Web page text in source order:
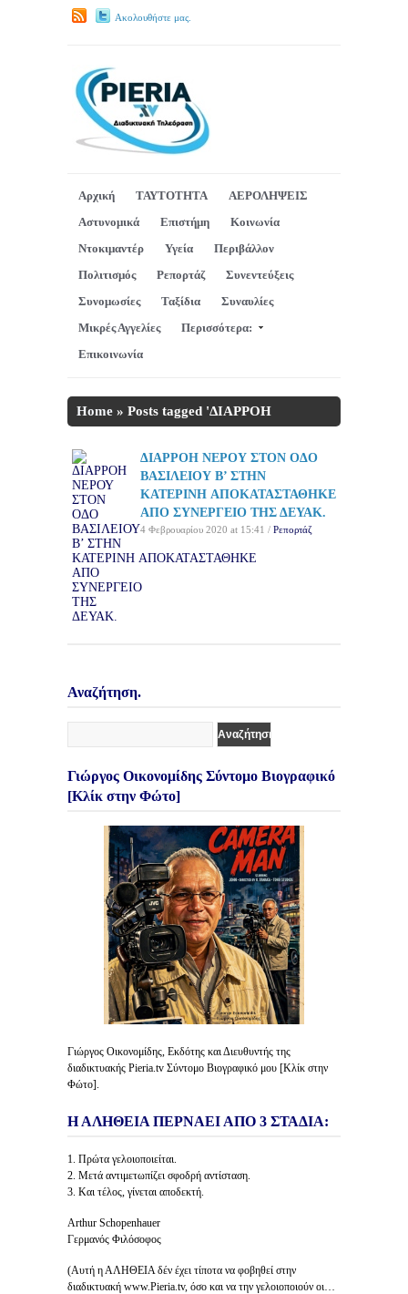
Ακολουθήστε μας.
Αρχική ΤΑΥΤΟΤΗΤΑ
ΑΕΡΟΛΗΨΕΙΣ
Αστυνομικά
Επιστήμη
Κοινωνία
Ντοκιμαντέρ
Υγεία
Περιβάλλον
Πολιτισμός
Ρεπορτάζ
Συνεντεύξεις
Συνομωσίες
Ταξίδια
Συναυλίες
Μικρές Αγγελίες
Περισσότερα:
Επικοινωνία
Home » Posts tagged 'ΔΙΑΡΡΟΗ
ΔΙΑΡΡΟΗ ΝΕΡΟΥ ΣΤΟΝ ΟΔΟ
ΒΑΣΙΛΕΙΟΥ Β’ ΣΤΗΝ
ΚΑΤΕΡΙΝΗ ΑΠΟΚΑΤΑΣΤΑΘΗΚΕ
ΑΠΟ ΣΥΝΕΡΓΕΙΟ ΤΗΣ ΔΕΥΑΚ.
4 Φεβρουαρίου 2020 at 15:41 / Ρεπορτάζ
Αναζήτηση.
Γιώργος Οικονομίδης Σύντομο Βιογραφικό
[Κλίκ στην Φώτο]
Γιώργος Οικονομίδης, Εκδότης και Διευθυντής της
διαδικτυακής Pieria.tv Σύντομο Βιογραφικό μου [Κλίκ στην
Φώτο].
Η ΑΛΗΘΕΙΑ ΠΕΡΝΑΕΙ ΑΠΟ 3 ΣΤΑΔΙΑ:
1. Πρώτα γελοιοποιείται.
2. Μετά αντιμετωπίζει σφοδρή αντίσταση.
3. Και τέλος, γίνεται αποδεκτή.
Arthur Schopenhauer
Γερμανός Φιλόσοφος
(Αυτή η ΑΛΗΘΕΙΑ δέν έχει τίποτα να φοβηθεί στην
διαδικτυακή www.Pieria.tv, όσο και να την γελοιοποιούν οι…